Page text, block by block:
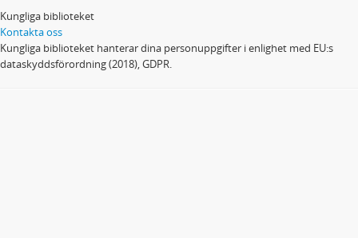
Kungliga biblioteket
Kontakta oss
Kungliga biblioteket hanterar dina personuppgifter i enlighet med EU:s
dataskyddsförordning (2018), GDPR.